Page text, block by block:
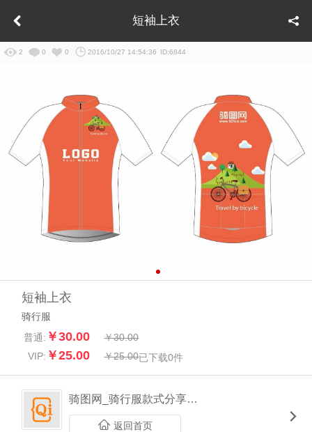
短袖上衣
2 0 0 2016/10/27 14:54:36 ID:6844
短袖上衣
骑行服
普通: ￥30.00
￥30.00
VIP: ￥25.00 ￥25.00已下载0件
骑图网_骑行服款式分享平台
返回首页